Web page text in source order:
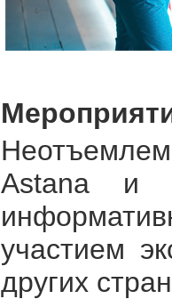
Astana и
участием
других